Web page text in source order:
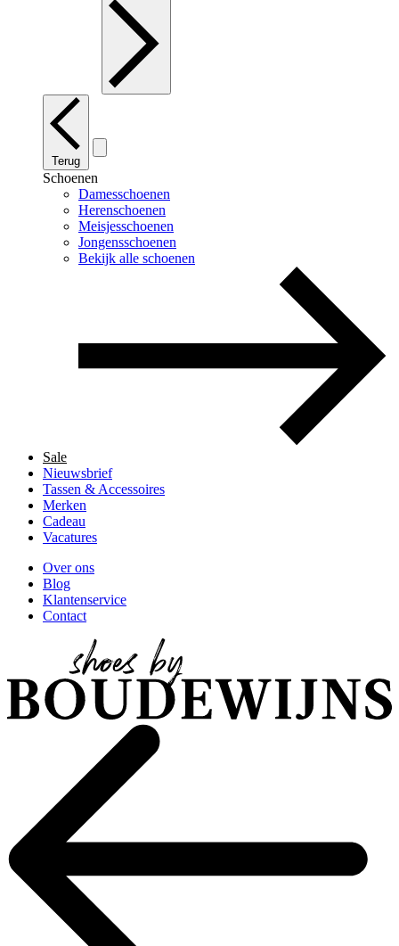
Terug
Schoenen
Damesschoenen
Herenschoenen
Meisjesschoenen
Jongensschoenen
Bekijk alle schoenen
Sale
Nieuwsbrief
Tassen & Accessoires
Merken
Cadeau
Vacatures
Over ons
Blog
Klantenservice
Contact